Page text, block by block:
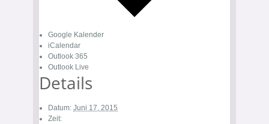
Google Kalender
iCalendar
Outlook 365
Outlook Live
Details
Datum: Juni 17, 2015
Zeit: